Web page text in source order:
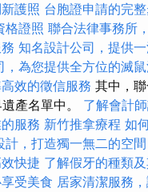
護照 台胞證申請的完
格證照 聯合法律事務所
知名設計公司，提供
，為您提供全方位的滅
效的徵信服務 其中，
產名單中。 了解會計
服務 新竹推拿療程 如
計，打造獨一無二的空間
快捷 了解假牙的種類
受美食 居家清潔服務